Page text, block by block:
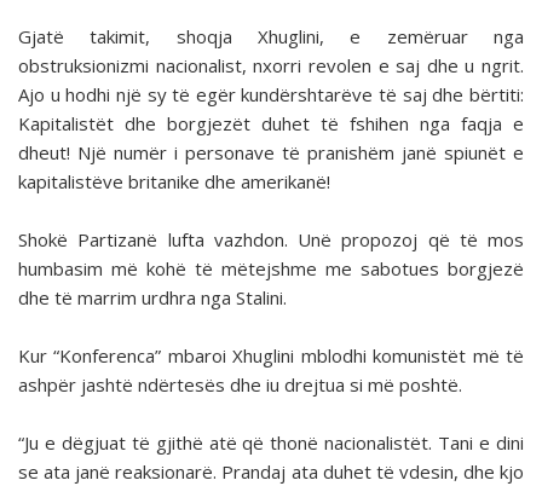
Gjatë takimit, shoqja Xhuglini, e zemëruar nga
obstruksionizmi nacionalist, nxorri revolen e saj dhe u ngrit.
Ajo u hodhi një sy të egër kundërshtarëve të saj dhe bërtiti:
Kapitalistët dhe borgjezët duhet të fshihen nga faqja e
dheut! Një numër i personave të pranishëm janë spiunët e
kapitalistëve britanike dhe amerikanë!
Shokë Partizanë lufta vazhdon. Unë propozoj që të mos
humbasim më kohë të mëtejshme me sabotues borgjezë
dhe të marrim urdhra nga Stalini.
Kur “Konferenca” mbaroi Xhuglini mblodhi komunistët më të
ashpër jashtë ndërtesës dhe iu drejtua si më poshtë.
“Ju e dëgjuat të gjithë atë që thonë nacionalistët. Tani e dini
se ata janë reaksionarë. Prandaj ata duhet të vdesin, dhe kjo